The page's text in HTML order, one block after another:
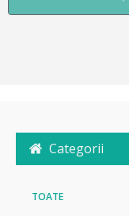
Categorii
TOATE